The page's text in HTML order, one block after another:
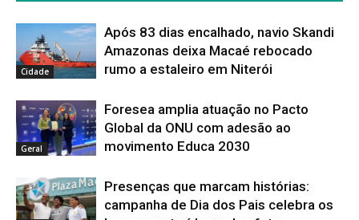
Cidade
Após 83 dias encalhado, navio Skandi
Amazonas deixa Macaé rebocado
rumo a estaleiro em Niterói
Geral
Foresea amplia atuação no Pacto
Global da ONU com adesão ao
movimento Educa 2030
Presenças que marcam histórias:
campanha de Dia dos Pais celebra os